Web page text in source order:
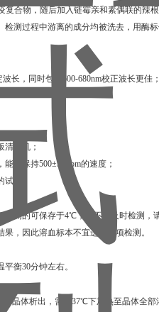
复合物，随后加入链霉亲和素偶联的辣
检测过程中游离的成分均被洗去，用酶
长，同时包含600-680nm校正波长更佳；
清洗机；
够保持500±50 rpm的速度；
管。
检测的可保存于4℃，若不能及时检测
，因此溶血标本不宜进行此项检测。
衡30分钟左右。
晶体析出，需在37℃下加热⾄晶体全部